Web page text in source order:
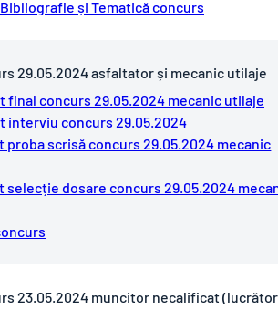
și Tematică concurs
29.05.2024 asfaltator și mecanic utilaje
selecție dosare concurs 29.05.2024
proba scrisă concurs 29.05.2024 mecanic
interviu concurs 29.05.2024
final concurs 29.05.2024 mecanic utilaje
23.05.2024 muncitor necalificat (lucrător